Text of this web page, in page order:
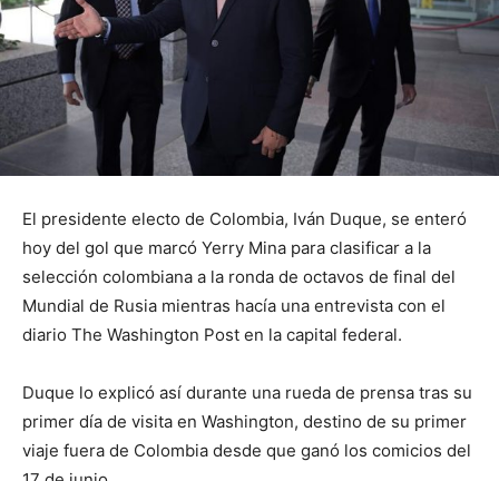
El presidente electo de Colombia, Iván Duque, se enteró
hoy del gol que marcó Yerry Mina para clasificar a la
selección colombiana a la ronda de octavos de final del
Mundial de Rusia mientras hacía una entrevista con el
diario The Washington Post en la capital federal.
Duque lo explicó así durante una rueda de prensa tras su
primer día de visita en Washington, destino de su primer
viaje fuera de Colombia desde que ganó los comicios del